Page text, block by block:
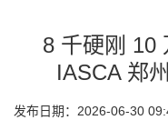
8 千硬刚 10
IASCA 郑
发布日期：2026-06-30